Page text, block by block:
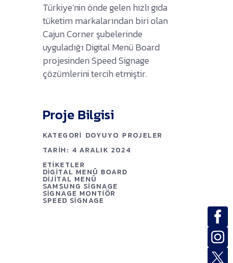
Türkiye’nin önde gelen hızlı gıda
tüketim markalarından biri olan
Cajun Corner şubelerinde
uyguladığı Digital Menü Board
projesinden Speed Signage
çözümlerini tercih etmiştir.
Proje Bilgisi
KATEGORI DOYUYO PROJELER
TARIH: 4 ARALIK 2024
ETIKETLER
DIGITAL MENÜ BOARD
DIJITAL MENÜ
SAMSUNG SIGNAGE
SIGNAGE MONTIÖR
SPEED SIGNAGE